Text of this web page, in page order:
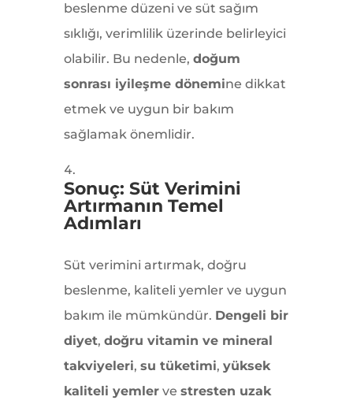
beslenme düzeni ve süt sağım
sıklığı, verimlilik üzerinde belirleyici
olabilir. Bu nedenle, doğum
sonrası iyileşme dönemine dikkat
etmek ve uygun bir bakım
sağlamak önemlidir.
Sonuç: Süt Verimini
Artırmanın Temel
Adımları
Süt verimini artırmak, doğru
beslenme, kaliteli yemler ve uygun
bakım ile mümkündür. Dengeli bir
diyet, doğru vitamin ve mineral
takviyeleri, su tüketimi, yüksek
kaliteli yemlerve stresten uzak